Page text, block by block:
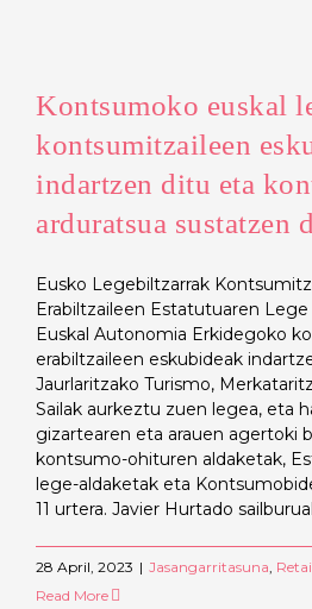
Kontsumoko euskal
kontsumitzaileen
indartzen ditu eta
arduratsua sustatzen
Eusko Legebiltzarrak
Erabiltzaileen Estatutuaren
Euskal Autonomia Erkidegoko
erabiltzaileen eskubideak
Jaurlaritzako Turismo,
Sailak aurkeztu zuen legea, eta
gizartearen eta arauen agertoki
kontsumo-ohituren aldaketak,
lege-aldaketak eta
11 urtera. Javier Hurtado
28 April, 2023 | Jasangarritasuna,
Read More